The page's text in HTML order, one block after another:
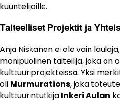
kuuntelijoille.
Taiteelliset Projektit ja
Anja Niskanen ei ole vain
monipuolinen taiteilija, joka on
kulttuuriprojekteissa. Yksi
oli Murmurations, joka
kulttuurintutkija Inkeri Aulan